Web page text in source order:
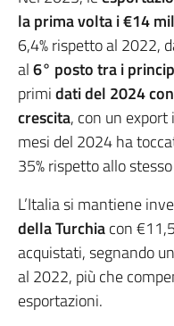
la prima volta i €14
6,4% rispetto al 2022,
al6° posto tra i
primidati del 2024
crescita, con un
mesi del 2024 ha
35% rispetto allo
L’Italia si mantiene
della Turchiacon
acquistati, segnando
al 2022, più che
esportazioni.